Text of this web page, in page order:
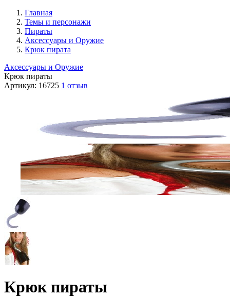
Главная
Темы и персонажи
Пираты
Аксессуары и Оружие
Крюк пирата
Аксессуары и Оружие
Крюк пираты
Артикул: 16725 1 отзыв
Крюк пираты